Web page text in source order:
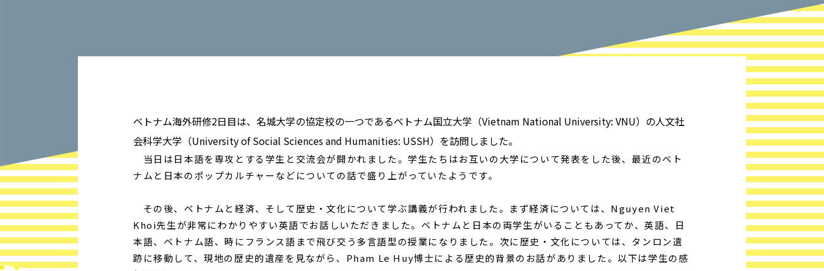
ベトナム海外研修2日目は、名城大学の協定校の一つであるベトナム国立大学（Vietnam National University: VNU）の人文社
会科学大学（University of Social Sciences and Humanities: USSH）を訪問しました。
当日は日本語を専攻とする学生と交流会が開かれました。学生たちはお互いの大学について発表をした後、最近のベト
ナムと日本のポップカルチャーなどについての話で盛り上がっていたようです。
その後、ベトナムと経済、そして歴史・文化について学ぶ講義が行われました。まず経済については、Nguyen Viet
Khoi先生が非常にわかりやすい英語でお話しいただきました。ベトナムと日本の両学生がいることもあってか、英語、日
本語、ベトナム語、時にフランス語まで飛び交う多言語型の授業になりました。次に歴史・文化については、タンロン遺
跡に移動して、現地の歴史的遺産を見ながら、Pham Le Huy博士による歴史的背景のお話がありました。以下は学生の感